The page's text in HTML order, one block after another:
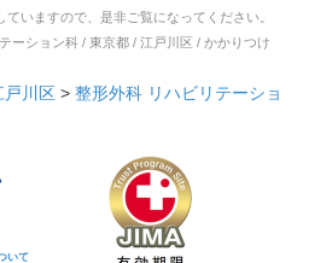
いますので、是非ご覧になってください。
ーション科 / 東京都 / 江戸川区 / かかりつけ
戸川区 > 整形外科 リハビリテーショ
いて